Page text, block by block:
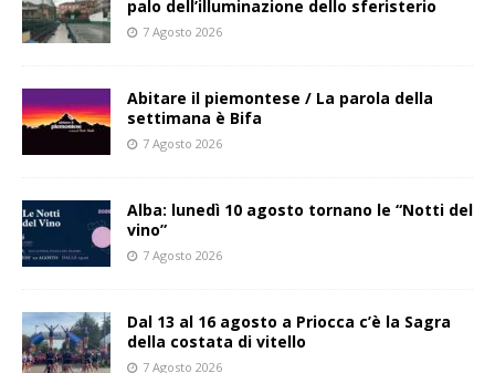
palo dell’illuminazione dello sferisterio
7 Agosto 2026
Abitare il piemontese / La parola della
settimana è Bifa
7 Agosto 2026
Alba: lunedì 10 agosto tornano le “Notti del
vino”
7 Agosto 2026
Dal 13 al 16 agosto a Priocca c’è la Sagra
della costata di vitello
7 Agosto 2026